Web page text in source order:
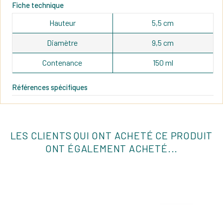
Fiche technique
Hauteur 5,5 cm
Diamètre 9,5 cm
Contenance 150 ml
Références spécifiques
LES CLIENTS QUI ONT ACHETÉ CE PRODUIT
ONT ÉGALEMENT ACHETÉ...